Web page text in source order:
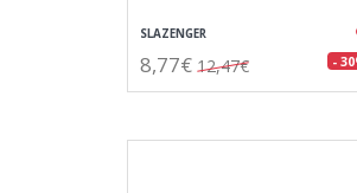
SLAZENGER
8,77€ 12,47€ -